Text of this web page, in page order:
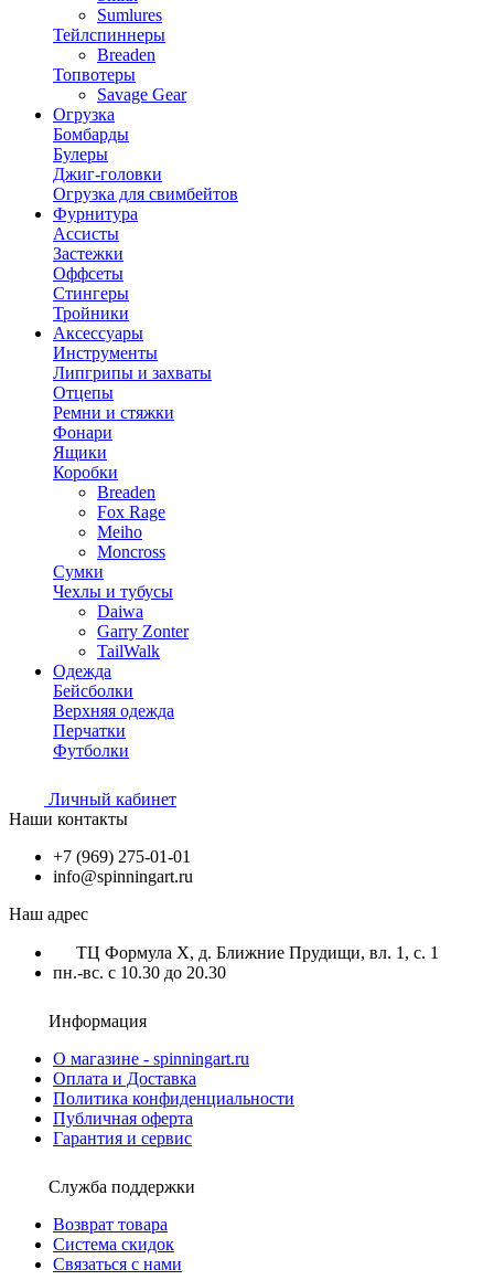
Sumlures
Тейлспиннеры
Breaden
Топвотеры
Savage Gear
Огрузка
Бомбарды
Булеры
Джиг-головки
Огрузка для свимбейтов
Фурнитура
Ассисты
Застежки
Оффсеты
Стингеры
Тройники
Аксессуары
Инструменты
Липгрипы и захваты
Отцепы
Ремни и стяжки
Фонари
Ящики
Коробки
Breaden
Fox Rage
Meiho
Moncross
Сумки
Чехлы и тубусы
Daiwa
Garry Zonter
TailWalk
Одежда
Бейсболки
Верхняя одежда
Перчатки
Футболки
Личный кабинет
Наши контакты
+7 (969) 275-01-01
info@spinningart.ru
Наш адрес
ТЦ Формула X, д. Ближние Прудищи, вл. 1, с. 1
пн.-вс. с 10.30 до 20.30
Информация
О магазине - spinningart.ru
Оплата и Доставка
Политика конфиденциальности
Публичная оферта
Гарантия и сервис
Служба поддержки
Возврат товара
Система скидок
Связаться с нами